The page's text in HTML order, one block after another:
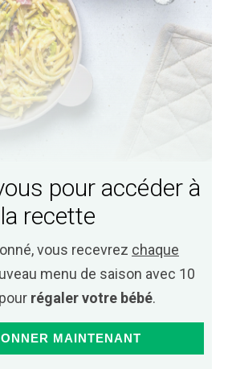
pour accéder à
la recette
vous recevrez chaque
menu de saison avec 10
régaler votre bébé.
MAINTENANT